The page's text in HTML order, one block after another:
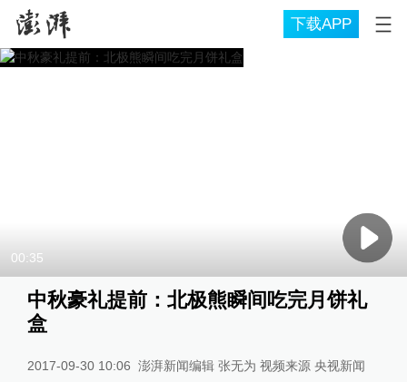
下载APP
00:35
中秋豪礼提前：北极熊瞬间吃完月饼礼
盒
2017-09-30 10:06 澎湃新闻编辑 张无为 视频来源 央视新闻